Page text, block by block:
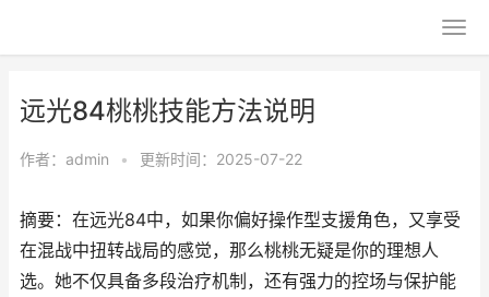
远光84桃桃技能方法说明
作者： admin • 更新时间：2025-07-22
摘要：在远光84中，如果你偏好操作型支援角色，又享受
在混战中扭转战局的感觉，那么桃桃无疑是你的理想人
选。她不仅具备多段治疗机制，还有强力的控场与保护能